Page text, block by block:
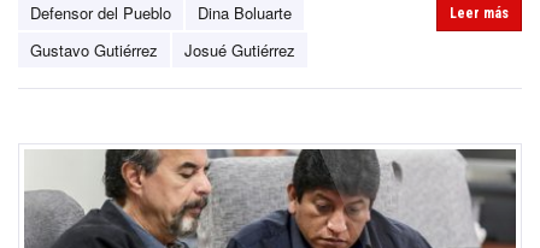
Defensor del Pueblo
Dina Boluarte
Gustavo Gutiérrez
Josué Gutiérrez
Leer más